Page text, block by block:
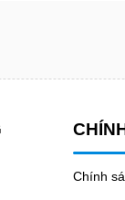
Chính